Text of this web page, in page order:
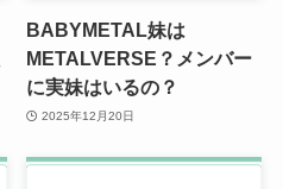
BABYMETAL妹は
METALVERSE？メンバー
に実妹はいるの？
2025年12月20日